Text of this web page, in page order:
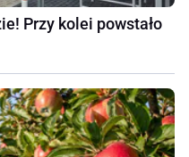
Przy kolei powstało